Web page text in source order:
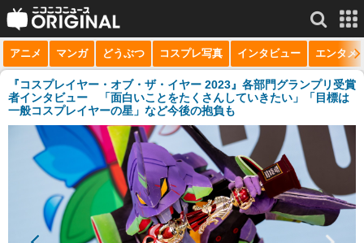
サービス一覧 もっと見る
niconico
動画
生放送
ニュース
チャンネル
アニメ マンガ どうぶつ コスプレ写真 インタビュー エンタメ
『コスプレイヤー・オブ・ザ・イヤー 2023』各部門グランプリ受賞
者インタビュー 「面白いことをたくさんしていきたい」「目標は
一般コスプレイヤーの星」など今後の抱負も